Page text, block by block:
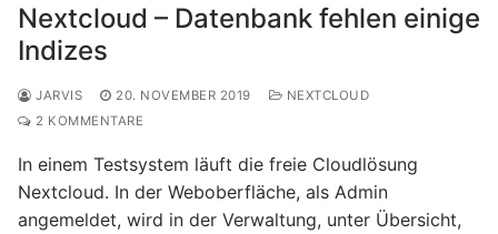
Nextcloud – Datenbank fehlen einige
Indizes
JARVIS 20. NOVEMBER 2019
NEXTCLOUD
2 KOMMENTARE
In einem Testsystem läuft die freie Cloudlösung
Nextcloud. In der Weboberfläche, als Admin
angemeldet, wird in der Verwaltung, unter Übersicht,